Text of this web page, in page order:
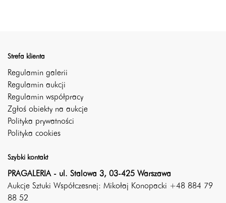
Strefa klienta
Regulamin galerii
Regulamin aukcji
Regulamin współpracy
Zgłoś obiekty na aukcje
Polityka prywatności
Polityka cookies
Szybki kontakt
PRAGALERIA - ul. Stalowa 3, 03-425 Warszawa
Aukcje Sztuki Współczesnej: Mikołaj Konopacki +48 884 79
88 52